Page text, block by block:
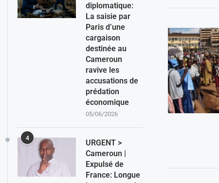
diplomatique:
La saisie par
Paris d’une
cargaison
destinée au
Cameroun
ravive les
accusations de
prédation
économique
05/06/2026
4
URGENT >
Cameroun |
Expulsé de
France: Longue